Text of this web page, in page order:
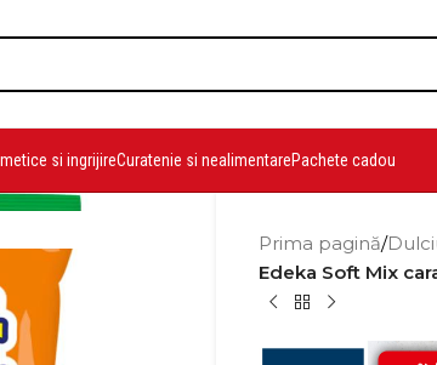
si ingrijireCuratenie si nealimentarePachete cadou
Prima pagină/
Edeka Soft Mix